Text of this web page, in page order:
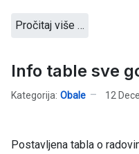
Pročitaj više …
Info table sve
Kategorija: Obale 12
Postavljena tabla o